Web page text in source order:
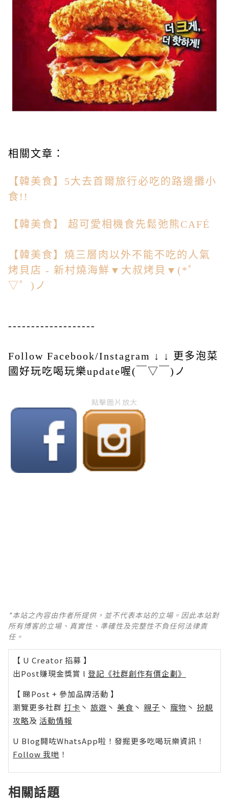
相關文章：
【韓美食】5大去首爾旅行必吃的路邊攤小
食!!
【韓美食】 超可愛相機食先鬆弛熊CAFÉ
【韓美食】燒三層肉以外不能不吃的人氣
烤貝店 - 新村燒海鮮▼大叔烤貝▼(*゜
▽゜)ノ
-------------------
Follow Facebook/Instagram ↓ ↓ 更多泡菜
國好玩吃喝玩樂update喔(￣▽￣)ノ
點擊圖片放大
*本站之內容由作者所提供，並不代表本站的立場。因此本站對
所有博客的立場、真實性、準確性及完整性不負任何法律責
任。
【 U Creator 招募 】
出Post賺現金獎賞 l 登記《社群創作有價企劃》
【 睇Post + 參加品牌活動 】
瀏覽更多社群 打卡 丶 旅遊 丶 美食 丶 親子 丶 寵物 丶 扮靚
攻略及 活動情報
U Blog開咗WhatsApp啦！發掘更多吃喝玩樂資訊！
Follow 我哋 ！
相關話題